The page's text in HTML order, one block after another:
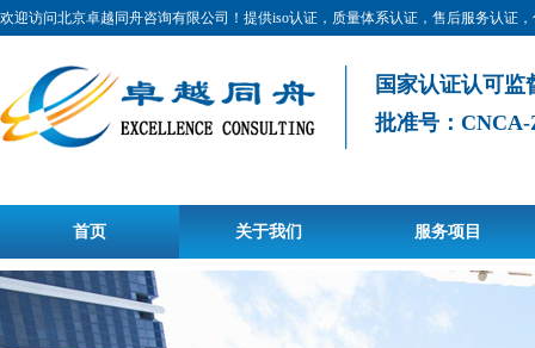
欢迎访问北京卓越同舟咨询有限公司！提供iso认证，质量体系认证，售后服务认证
国家认证认可
批准号：CNCA-
首页 关于我们 服务项目